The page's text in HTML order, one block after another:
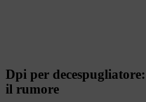
Dpi per
il rumore